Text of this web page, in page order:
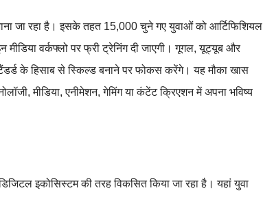
जा रहा है। इसके तहत 15,000 चुने गए युवाओं को आर्टिफिशियल
वर्कफ्लो पर फ्री ट्रेनिंग दी जाएगी। गूगल, यूट्यूब और
के हिसाब से स्किल्ड बनाने पर फोकस करेंगे। यह मौका खास
मीडिया, एनीमेशन, गेमिंग या कंटेंट क्रिएशन में अपना भविष्य
इकोसिस्टम की तरह विकसित किया जा रहा है। यहां युवा